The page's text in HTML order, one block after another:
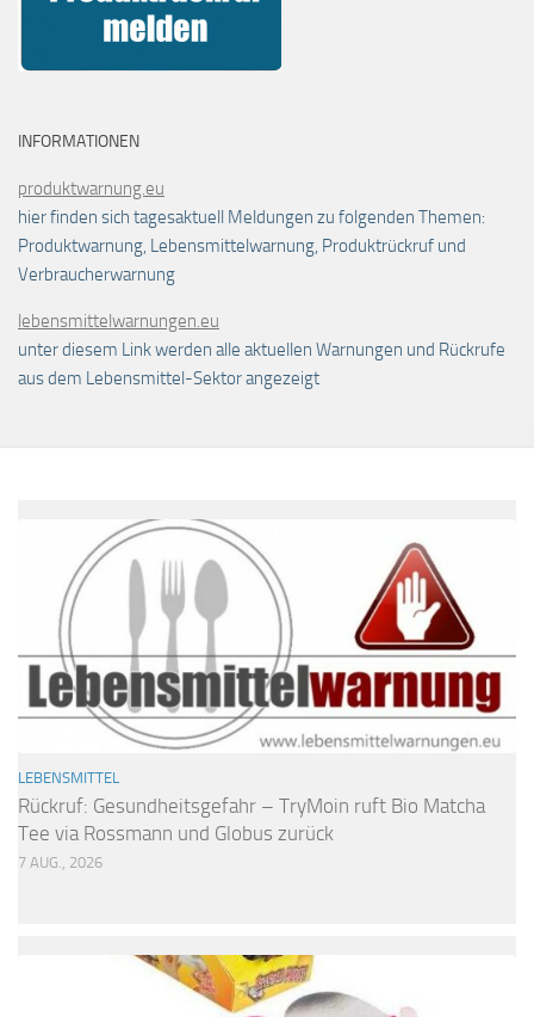
INFORMATIONEN
produktwarnung.eu
hier finden sich tagesaktuell Meldungen zu folgenden Themen:
Produktwarnung, Lebensmittelwarnung, Produktrückruf und
Verbraucherwarnung
lebensmittelwarnungen.eu
unter diesem Link werden alle aktuellen Warnungen und Rückrufe
aus dem Lebensmittel-Sektor angezeigt
LEBENSMITTEL
Rückruf: Gesundheitsgefahr – TryMoin ruft Bio Matcha
Tee via Rossmann und Globus zurück
7 AUG., 2026